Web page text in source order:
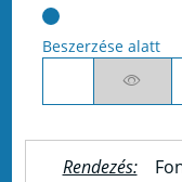
Beszerzése alatt
Rendezés: